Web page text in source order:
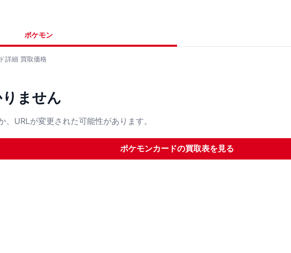
ポケモン
詳細 買取価格
ません
URLが変更された可能性があります。
ポケモンカードの買取表を見る